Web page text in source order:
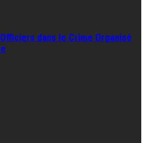
dans le Crime Organisé